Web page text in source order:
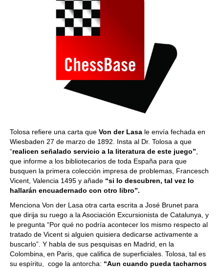
Tolosa refiere una carta que Von der Lasa le envía fechada en
Wiesbaden 27 de marzo de 1892. Insta al Dr. Tolosa a que
“realicen señalado servicio a la literatura de este juego”
que informe a los bibliotecarios de toda España para que
busquen la primera colección impresa de problemas, Francesch
Vicent, Valencia 1495 y añade “si lo descubren, tal vez lo
hallarán encuadernado con otro libro”.
Menciona Von der Lasa otra carta escrita a José Brunet para
que dirija su ruego a la Asociación Excursionista de Catalunya, y
le pregunta “Por qué no podría acontecer los mismo respecto al
tratado de Vicent si alguien quisiera dedicarse activamente a
buscarlo”. Y habla de sus pesquisas en Madrid, en la
Colombina, en Paris, que califica de superficiales. Tolosa, tal es
su espíritu, coge la antorcha: “Aun cuando pueda tacharnos